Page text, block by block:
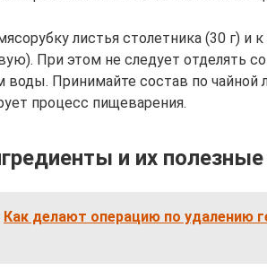
листья столетника (30 г) и
При этом не следует отделять
воды. Принимайте состав по
процесс пищеварения.
и их
Как делают операцию по удалению